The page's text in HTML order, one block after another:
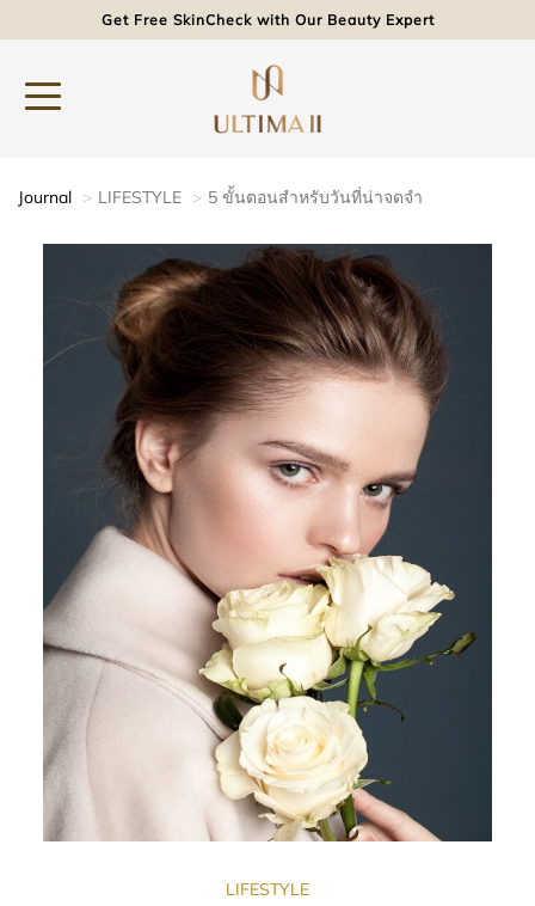
Get Free SkinCheck with Our Beauty Expert
Journal LIFESTYLE 5 ขั้นตอนสำหรับวันที่น่าจดจำ
LIFESTYLE